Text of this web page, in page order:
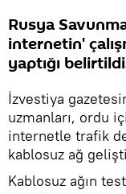
Rusya
internetin'
yaptığı
İzvestiya
uzmanları, ordu
internetle trafik
kablosuz ağ
Kablosuz ağın